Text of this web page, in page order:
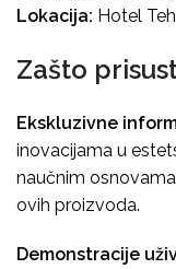
Lokacija: Hotel
Zašto
Ekskluzivne
inovacijama u
naučnim
ovih proizvoda.
Demonstracije